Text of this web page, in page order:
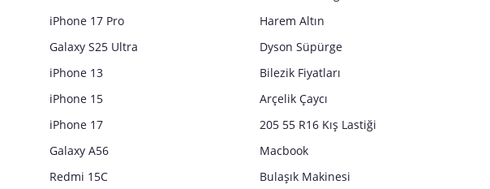
olup bu amaçla satışa sunulmaktadır. Ürünün ateşsiz silah niteliği taşıyacak şekilde
iPhone 17 Pro
Galaxy S25 Ultra
iPhone 13
iPhone 15
iPhone 17
Galaxy A56
Redmi 15C
Harem Altın
Dyson Süpürge
Bilezik Fiyatları
Arçelik Çaycı
205 55 R16 Kış Lastiği
Macbook
Bulaşık Makinesi